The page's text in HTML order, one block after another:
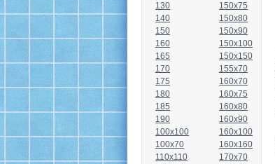
130
140
150
160
165
170
175
180
185
190
100x100
100x70
110x110
150x75
150x80
150x90
150x100
150x150
155x70
160x70
160x75
160x80
160x90
160x100
160x160
170x70